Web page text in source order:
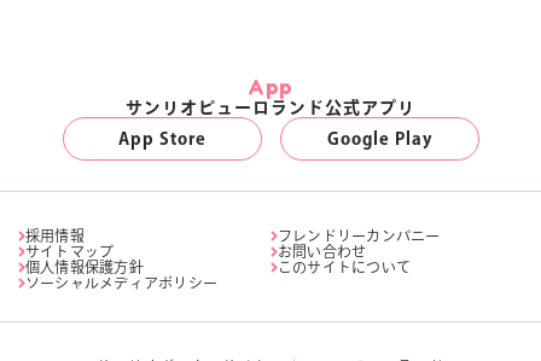
App
サンリオピューロランド公式アプリ
App Store
Google Play
採用情報
フレンドリーカンパニー
サイトマップ
お問い合わせ
個人情報保護方針
このサイトについて
ソーシャルメディアポリシー